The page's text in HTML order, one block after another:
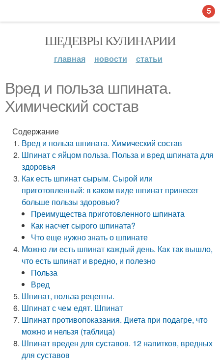
ШЕДЕВРЫ КУЛИНАРИИ
главная новости статьи
Вред и польза шпината.
Химический состав
Содержание
Вред и польза шпината. Химический состав
Шпинат с яйцом польза. Польза и вред шпината для
здоровья
Как есть шпинат сырым. Сырой или
приготовленный: в каком виде шпинат принесет
больше пользы здоровью?
Преимущества приготовленного шпината
Как насчет сырого шпината?
Что еще нужно знать о шпинате
Можно ли есть шпинат каждый день. Как так вышло,
что есть шпинат и вредно, и полезно
Польза
Вред
Шпинат, польза рецепты.
Шпинат с чем едят. Шпинат
Шпинат противопоказания. Диета при подагре, что
можно и нельзя (таблица)
Шпинат вреден для суставов. 12 напитков, вредных
для суставов
5